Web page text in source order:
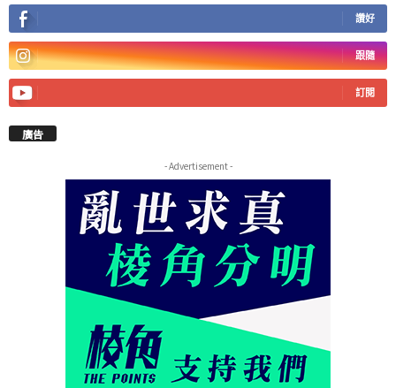
讚好
跟隨
訂閱
廣告
- Advertisement -